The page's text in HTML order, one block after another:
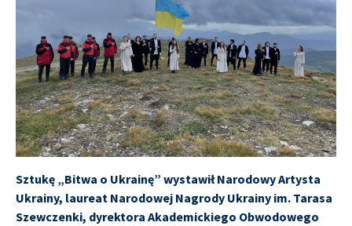
Sztukę „Bitwa o Ukrainę” wystawił Narodowy Artysta
Ukrainy, laureat Narodowej Nagrody Ukrainy im. Tarasa
Szewczenki, dyrektora Akademickiego Obwodowego